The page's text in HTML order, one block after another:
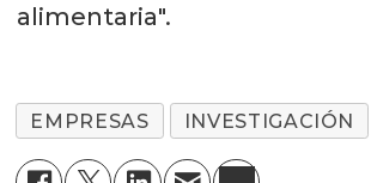
alimentaria".
EMPRESAS INVESTIGACIÓN